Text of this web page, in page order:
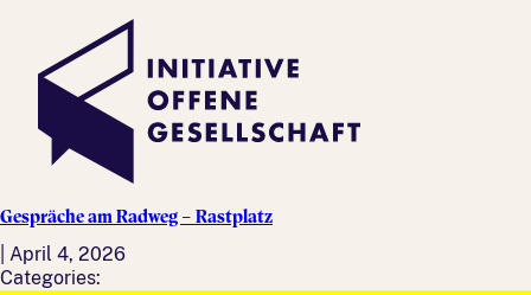
Gespräche am Radweg – Rastplatz
April 4, 2026
Categories: